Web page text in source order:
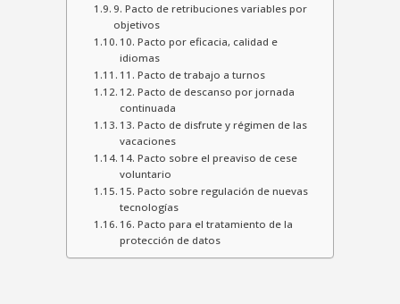
9. Pacto de retribuciones variables por
objetivos
10. Pacto por eficacia, calidad e
idiomas
11. Pacto de trabajo a turnos
12. Pacto de descanso por jornada
continuada
13. Pacto de disfrute y régimen de las
vacaciones
14. Pacto sobre el preaviso de cese
voluntario
15. Pacto sobre regulación de nuevas
tecnologías
16. Pacto para el tratamiento de la
protección de datos